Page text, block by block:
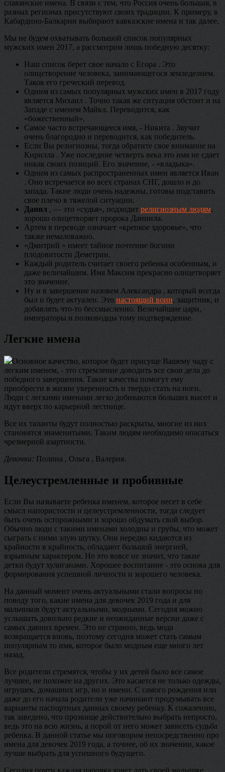
славянские имена. В связи с тем, что Россия очень большая, в
разных регионах присутствуют своих традиции. К примеру, в
Кабардино-Балкарии выбирают кавказские имена и так далее.
Мы не будем охватывать большой список популярных
мужских имен 2017, а рассмотрим лишь победную десятку:
Наш список берет свое начало с Егора . Это
олицетворение человека, занимающегося земледелием.
Таков его греческий перевод.
Одним из самых популярных мужских имен в 2017 году
является Михаил . Точно такая же ситуация обстоит и на
Западе с именем Майкл. Переводится, как
«божественный».
Самое часто встречающееся имя, - Никита . Звучит
очень благородно и переводится, как победитель.
Если Вы религиозны, тогда обратите свое внимание на
Кирилла . Уже последние четверть века это имя не сдает
никак своих позиций. Его значение, - «владыка».
Одним из самых распространенных имен является Иван
. Оно встречается во всех странах СНГ, дошло и до
запада. Такие люди очень надежны, готовы подставить
свое плечо в тяжелой ситуации.
Данил , ― это «судья», подходит религиозным людям,
хорошо олицетворяет пророка Даниила.
Артем в переводе означает «крепкое здоровье», что
также немаловажно.
«Дмитрий » имеет тайное почтение богини
плодовитости Деметрии.
Каждый родитель считает своего ребенка особенным, и
даже величайшим. Имя Максим прекрасно олицетворяет
это значение.
Ну и в завершение назовем Александра , который всегда
был и будет актуален. Это настоящий воин, защитник, и
добавлять что-то бессмысленно. Величайшие цари,
императоры и полководцы тому подтверждение.
Легкие имена
Основное качество, которое будет присуще Вашему чаду с
легким именем, - это стремление доводить все свои дела до
победного завершения. Такие качества помогут ему
приобрести в жизни уверенность и твердо стать на ноги.
Люди с легкими именами легко добиваются больших высот и
идут вверх по карьерной лестнице.
Все их таланты будут полностью раскрыты, многие из них
становятся знаменитыми. Таким людям необходимо опасаться
чрезмерной азартности.
Девочки: Полина , Ольга , Валерия.
Целеустремленные и пробивные
Если Вы называете ребенка именем, которое несет в себе
смысл напористости и целеустремленности, тогда следует
быть очень осторожными и хорошо обдумать свой выбор.
Обычно люди с такими именами холодны и грубы, что может
сыграть с ними злую шутку. Они нередко кидаются из
крайности в крайность, обладают большой энергией,
взрывным характером. Но это вовсе не значит, что такие
детки будут хулиганами. Хорошее воспитание - это основа для
формирования успешной личности и хорошего человека.
На данный момент очень актуальными стали вопросы по
поводу того, какие имена для девочек 2019 года и для
мальчиков будут актуальными, модными. Сегодня можно
услышать довольно редкие и неожиданные версии даже с
самых давних времен. Это не странно, ведь мода
возвращается вновь, поэтому сегодня может стать самым
популярным то имя, которое было модным еще много лет
назад.
Все родители стремятся, чтобы у их детей было все самое
лучшее, не похожее на других. Это касается не только одежды,
игрушек, домашних игр, но и имени. С самого рождения или
даже до его начала родители уже начинают продумывать все
варианты паспортных данных своему ребенку. К сожалению,
так заведено, что прозвище действительно выбрать непросто,
ведь это на всю жизнь, а порой от него может зависеть судьба
ребенка. В данной статье мы поговорим непосредственно про
имена для девочек 2019 года, а точнее, об их значении, какое
лучше выбрать для успешного будущего.